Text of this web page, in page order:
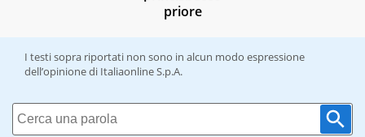
priore
I testi sopra riportati non sono in alcun modo espressione
dell’opinione di Italiaonline S.p.A.